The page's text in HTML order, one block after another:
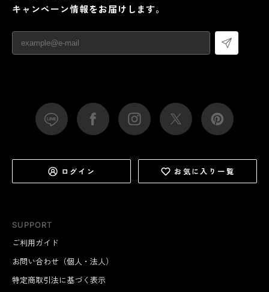
SUPPORT
ご利用ガイド
お問い合わせ（個人・法人）
特定商取引法に基づく表示
キャンペーン情報をお届けします。
ログイン お気に入り一覧